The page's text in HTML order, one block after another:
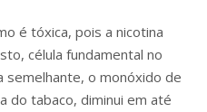
é tóxica, pois a nicotina
célula fundamental no
o monóxido de
do tabaco, diminui em até